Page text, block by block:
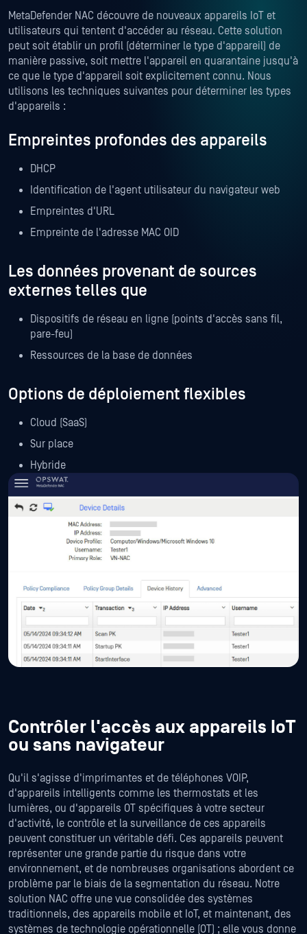
MetaDefender NAC découvre de nouveaux appareils IoT et
utilisateurs qui tentent d'accéder au réseau. Cette solution
peut soit établir un profil (déterminer le type d'appareil) de
manière passive, soit mettre l'appareil en quarantaine jusqu'à
ce que le type d'appareil soit explicitement connu. Nous
utilisons les techniques suivantes pour déterminer les types
d'appareils :
Empreintes profondes des appareils
DHCP
Identification de l'agent utilisateur du navigateur web
Empreintes d'URL
Empreinte de l'adresse MAC OID
Les données provenant de sources
externes telles que
Dispositifs de réseau en ligne (points d'accès sans fil,
pare-feu)
Ressources de la base de données
Options de déploiement flexibles
Cloud (SaaS)
Sur place
Hybride
Contrôler l'accès aux appareils IoT
ou sans navigateur
Qu'il s'agisse d'imprimantes et de téléphones VOIP,
d'appareils intelligents comme les thermostats et les
lumières, ou d'appareils OT spécifiques à votre secteur
d'activité, le contrôle et la surveillance de ces appareils
peuvent constituer un véritable défi. Ces appareils peuvent
représenter une grande partie du risque dans votre
environnement, et de nombreuses organisations abordent ce
problème par le biais de la segmentation du réseau. Notre
solution NAC offre une vue consolidée des systèmes
traditionnels, des appareils mobile et IoT, et maintenant, des
systèmes de technologie opérationnelle (OT) ; elle vous donne